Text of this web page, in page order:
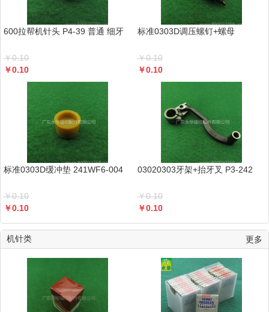
600拉帮机针头 P4-39 普通 细牙
￥0.10
￥0.10
标准0303D调压螺钉+螺母
￥0.10
￥0.10
标准0303D缓冲垫 241WF6-004
￥0.10
￥0.10
03020303牙架+抬牙叉 P3-242
￥0.10
￥0.10
机针类 更多